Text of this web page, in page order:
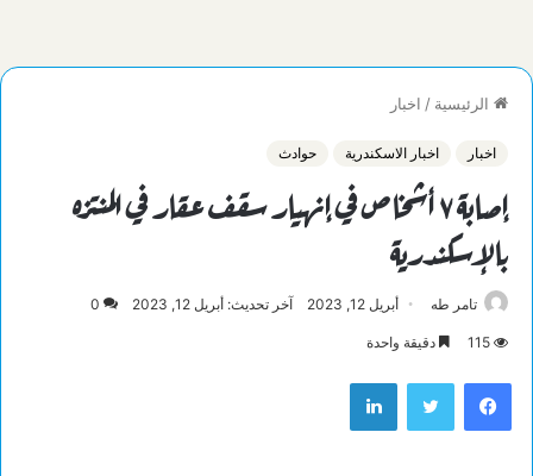
الرئيسية / اخبار
اخبار اخبار الاسكندرية حوادث
إصابة ٧ أشخاص في إنهيار سقف عقار في المنتزه
بالإسكندرية
تامر طه أبريل 12, 2023 آخر تحديث: أبريل 12, 2023 0
115 دقيقة واحدة
فيسبوك تويتر لينكدإن